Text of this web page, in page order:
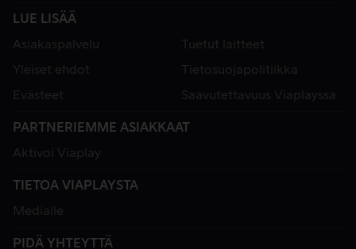
LUE LISÄÄ
Asiakaspalvelu
Tuetut laitteet
Yleiset ehdot
Tietosuojapolitiikka
Evästeet
Saavutettavuus Viaplayssa
PARTNERIEMME ASIAKKAAT
Aktivoi Viaplay
TIETOA VIAPLAYSTA
Medialle
PIDÄ YHTEYTTÄ